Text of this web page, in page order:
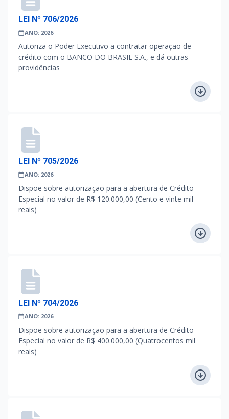
LEI Nº 706/2026
ANO: 2026
Autoriza o Poder Executivo a contratar operação de
crédito com o BANCO DO BRASIL S.A., e dá outras
providências
LEI Nº 705/2026
ANO: 2026
Dispõe sobre autorização para a abertura de Crédito
Especial no valor de R$ 120.000,00 (Cento e vinte mil
reais)
LEI Nº 704/2026
ANO: 2026
Dispõe sobre autorização para a abertura de Crédito
Especial no valor de R$ 400.000,00 (Quatrocentos mil
reais)